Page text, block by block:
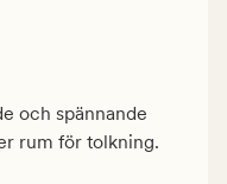
och spännande
rum för tolkning.